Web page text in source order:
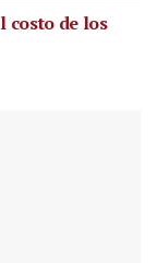
costo de los